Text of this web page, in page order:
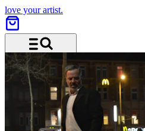
love your artist.
Menü und Suche